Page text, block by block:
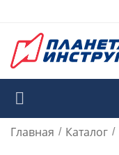
Главная / Каталог /